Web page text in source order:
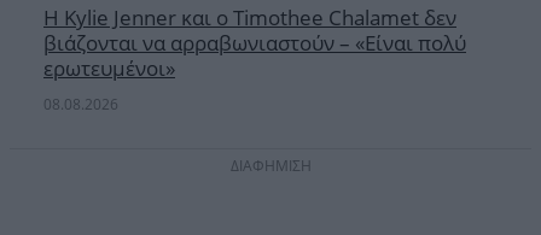
Η Kylie Jenner και ο Timothee Chalamet δεν
βιάζονται να αρραβωνιαστούν – «Είναι πολύ
ερωτευμένοι»
08.08.2026
ΔΙΑΦΗΜΙΣΗ